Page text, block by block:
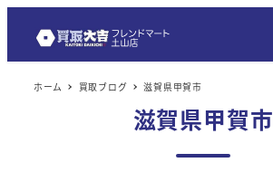
ホーム 買取ブログ 滋賀県甲賀市
滋賀県甲賀市